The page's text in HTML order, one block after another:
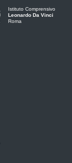
Istituto Comprensivo
Leonardo Da Vinci
Roma